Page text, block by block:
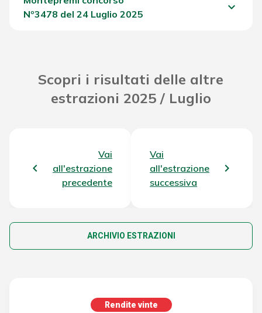
Nº3478 del 24 Luglio 2025
keyboard_arrow_down
Scopri i risultati delle altre
estrazioni 2025 / Luglio
Vai
all'estrazione
precedente
Vai
all'estrazione
successiva
ARCHIVIO ESTRAZIONI
Rendite vinte